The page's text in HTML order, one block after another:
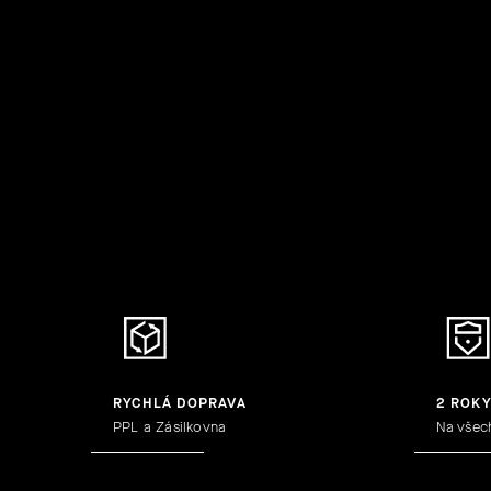
RYCHLÁ DOPRAVA
PPL a Zásilkovna
2
Na